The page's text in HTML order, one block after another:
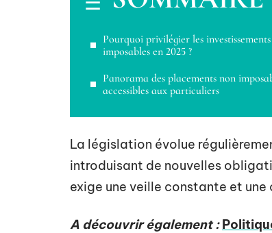
Pourquoi privilégier les
imposables en 2025 ?
Panorama des placements non
accessibles aux particuliers
La législation évolue
introduisant de nouvelles
exige une veille constante et
A découvrir également :